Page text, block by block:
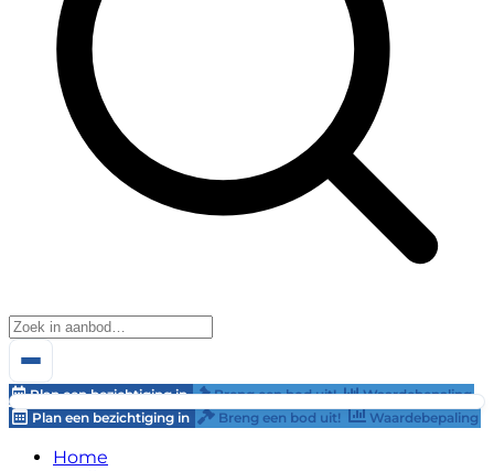
Plan een bezichtiging in Breng een bod uit!
Waardebepaling
Plan een bezichtiging in
Breng een bod uit! Waardebepaling
Home